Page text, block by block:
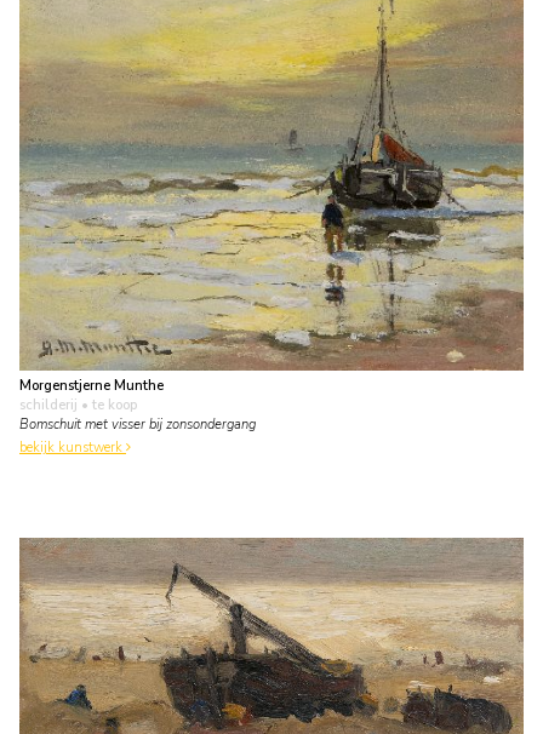
Morgenstjerne Munthe
schilderij • te koop
Bomschuit met visser bij zonsondergang
bekijk kunstwerk